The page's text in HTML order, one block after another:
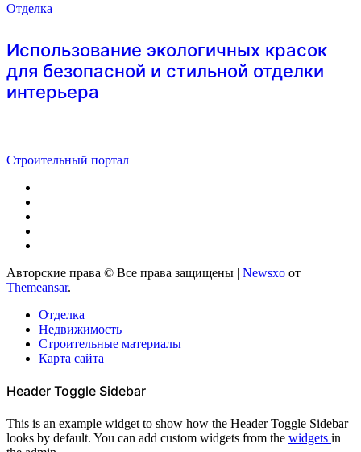
Отделка
Использование экологичных красок
для безопасной и стильной отделки
интерьера
Строительный портал
Авторские права © Все права защищены | Newsxo от
Themeansar.
Отделка
Недвижимость
Строительные материалы
Карта сайта
Header Toggle Sidebar
This is an example widget to show how the Header Toggle Sidebar
looks by default. You can add custom widgets from the widgets in